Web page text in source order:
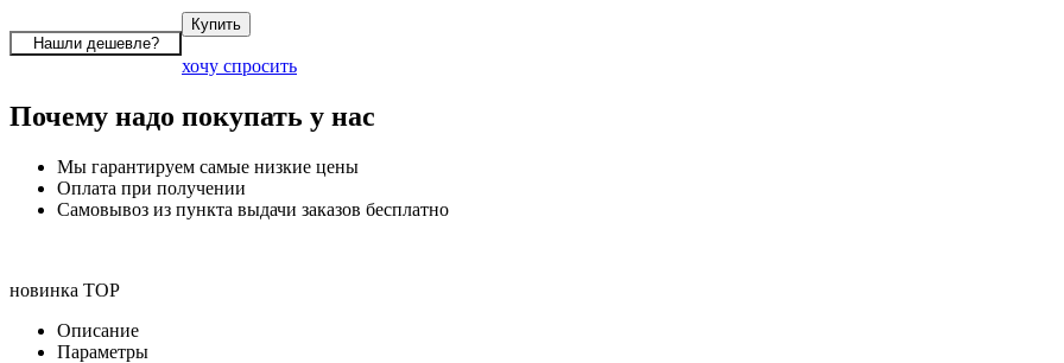
хочу спросить
Почему надо покупать у нас
Мы гарантируем самые низкие цены
Оплата при получении
Самовывоз из пункта выдачи заказов бесплатно
новинка TOP
Описание
Параметры